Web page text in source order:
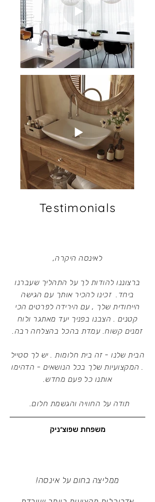
Testimonials
לאינסה היקרה,
ברצוננו להודות לך על התהליך שעברנו
ביחד. זכינו להכיר אותך עם הגישה
הייחודית שלך , עם הירידה לפרטים הכי
קטנים . הצבנו בפניך יעד מאתגר ולוח
זמנים קשוח. עמדת בהכל בהצלחה רבה.
הבית שלנו - זה בית חלומות . יש לך סטייל
. המקצועיות שלך בכל הנושאים - הדהימו
אותנו כל פעם מחדש.
תודה על החוויה והגשמת חלום.
משפחת שפוצ׳ניק
ממליצה בחום על אינסה!